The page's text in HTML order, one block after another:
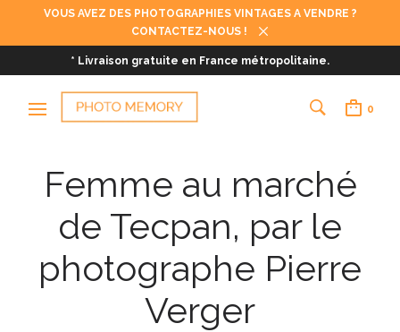
VOUS AVEZ DES PHOTOGRAPHIES VINTAGES A VENDRE ?
CONTACTEZ-NOUS !
* Livraison gratuite en France métropolitaine.
0
Femme au marché
de Tecpan, par le
photographe Pierre
Verger